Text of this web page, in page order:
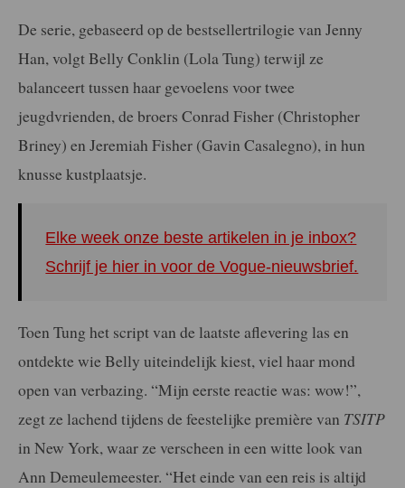
De serie, gebaseerd op de bestsellertrilogie van Jenny
Han, volgt Belly Conklin (Lola Tung) terwijl ze
balanceert tussen haar gevoelens voor twee
jeugdvrienden, de broers Conrad Fisher (Christopher
Briney) en Jeremiah Fisher (Gavin Casalegno), in hun
knusse kustplaatsje.
Elke week onze beste artikelen in je inbox?
Schrijf je hier in voor de Vogue-nieuwsbrief.
Toen Tung het script van de laatste aflevering las en
ontdekte wie Belly uiteindelijk kiest, viel haar mond
open van verbazing. “Mijn eerste reactie was: wow!”,
zegt ze lachend tijdens de feestelijke première van TSITP
in New York, waar ze verscheen in een witte look van
Ann Demeulemeester. “Het einde van een reis is altijd